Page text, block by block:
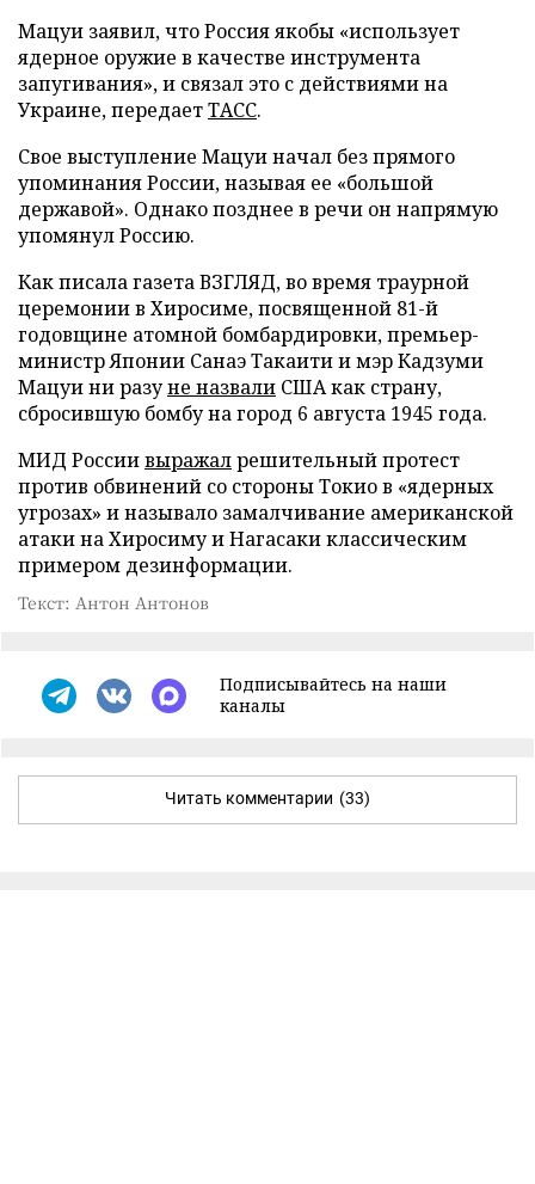
Мацуи заявил, что Россия якобы «использует
ядерное оружие в качестве инструмента
запугивания», и связал это с действиями на
Украине, передаетТАСС.
Свое выступление Мацуи начал без прямого
упоминания России, называя ее «большой
державой». Однако позднее в речи он напрямую
упомянул Россию.
Как писала газета ВЗГЛЯД, во время траурной
церемонии в Хиросиме, посвященной 81-й
годовщине атомной бомбардировки, премьер-
министр Японии Санаэ Такаити и мэр Кадзуми
Мацуи ни разуне назвали США как страну,
сбросившую бомбу на город 6 августа 1945 года.
МИД Россиивыражалрешительный протест
против обвинений со стороны Токио в «ядерных
угрозах» и называло замалчивание американской
атаки на Хиросиму и Нагасаки классическим
примером дезинформации.
Текст: Антон Антонов
Подписывайтесь на наши
каналы
Читать комментарии (33)